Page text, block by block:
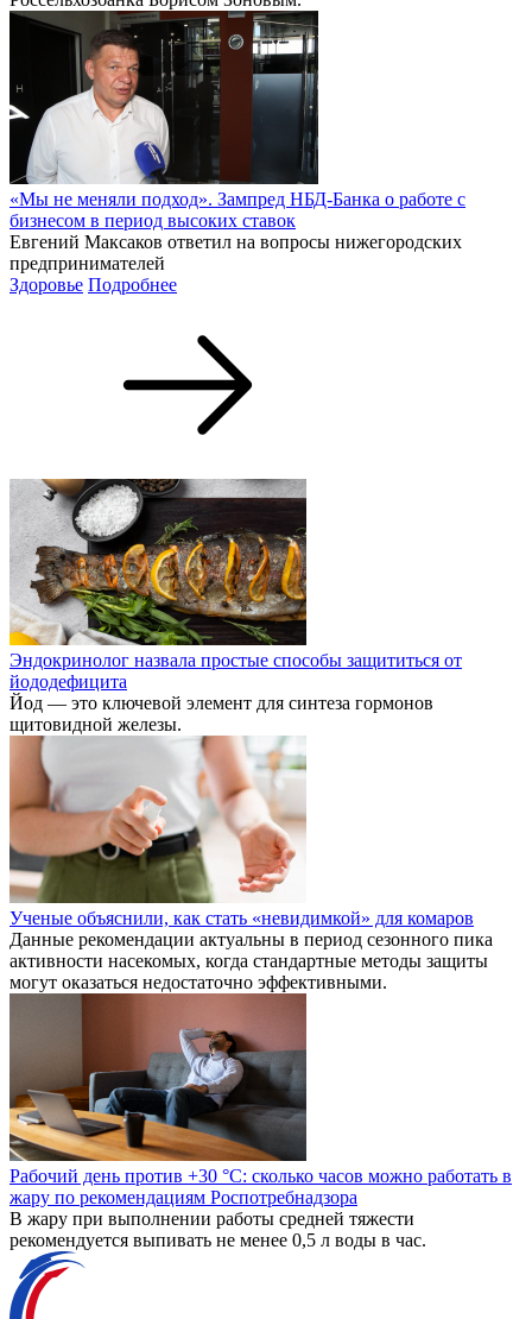
«Мы не меняли подход». Зампред НБД-Банка о работе с
бизнесом в период высоких ставок
Евгений Максаков ответил на вопросы нижегородских
предпринимателей
Здоровье Подробнее
Эндокринолог назвала простые способы защититься от
йододефицита
Йод — это ключевой элемент для синтеза гормонов
щитовидной железы.
Ученые объяснили, как стать «невидимкой» для комаров
Данные рекомендации актуальны в период сезонного пика
активности насекомых, когда стандартные методы защиты
могут оказаться недостаточно эффективными.
Рабочий день против +30 °C: сколько часов можно работать в
жару по рекомендациям Роспотребнадзора
В жару при выполнении работы средней тяжести
рекомендуется выпивать не менее 0,5 л воды в час.